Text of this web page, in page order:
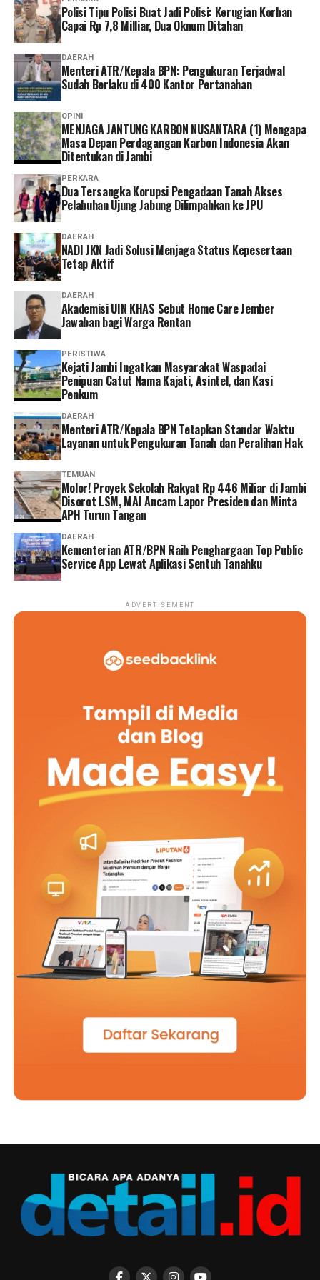
menjadi solusi yang memudahkan peserta dalam
mengakses layanan BPJS Kesehatan.
Selain lebih praktis dan menghemat waktu, menurutnya
keberadaan berbagai kanal layanan digital memberikan
lebih banyak pilihan bagi peserta untuk mengurus
administrasi sesuai kebutuhan dan kondisi masing-
masing.
Ia pun menganggap kepesertaan JKN penting dimiliki
sebagai bentuk perlindungan kesehatan bagi diri sendiri
dan keluarga sekaligus mendukung keberlangsungan
Program JKN.
“Menurut saya, layanan non tatap muka ini sangat
memudahkan karena semua urusan administrasi bisa
diakses cukup melalui handphone. Saya berharap ke
depannya layanannya terus dikembangkan agar semakin
mudah digunakan dan kendala teknis bisa semakin
diminimalkan. Dengan begitu, peserta bisa mengurus
administrasi dengan lebih cepat tanpa harus datang dan
mengantre di kantor,” tuturnya. (*)
Polisi Tipu Polisi Buat Jadi Polisi: Kerugian Korban
Capai Rp 7,8 Milliar, Dua Oknum Ditahan
DAERAH
Menteri ATR/Kepala BPN: Pengukuran Terjadwal
Sudah Berlaku di 400 Kantor Pertanahan
OPINI
MENJAGA JANTUNG KARBON NUSANTARA (1) Mengapa
Masa Depan Perdagangan Karbon Indonesia Akan
Ditentukan di Jambi
PERKARA
Dua Tersangka Korupsi Pengadaan Tanah Akses
Pelabuhan Ujung Jabung Dilimpahkan ke JPU
DAERAH
NADI JKN Jadi Solusi Menjaga Status Kepesertaan
Tetap Aktif
DAERAH
Akademisi UIN KHAS Sebut Home Care Jember
Jawaban bagi Warga Rentan
PERISTIWA
‎Kejati Jambi Ingatkan Masyarakat Waspadai
Penipuan Catut Nama Kajati, Asintel, dan Kasi
Penkum
DAERAH
Menteri ATR/Kepala BPN Tetapkan Standar Waktu
Layanan untuk Pengukuran Tanah dan Peralihan Hak
TEMUAN
Molor! Proyek Sekolah Rakyat Rp 446 Miliar di Jambi
Disorot LSM, MAI Ancam Lapor Presiden dan Minta
APH Turun Tangan
DAERAH
Kementerian ATR/BPN Raih Penghargaan Top Public
Service App Lewat Aplikasi Sentuh Tanahku
ADVERTISEMENT